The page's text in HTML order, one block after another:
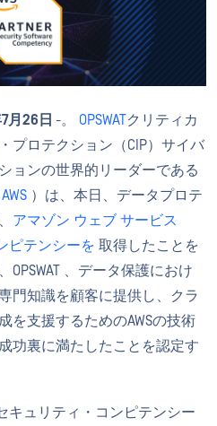
月26日 -。 OPSWATクリティカ
プロテクション（CIP）サイバ
ョンの世界的リーダーである
）は、本日、データプロテ
アマゾン ウェブ サービス
ピテンシーを 取得したことを
、データ保護におけ
門知識を顧客に提供し、クラ
を支援するためのAWSの技術
功裏に満たしたことを認定す
キュリティ・コンピテンシー